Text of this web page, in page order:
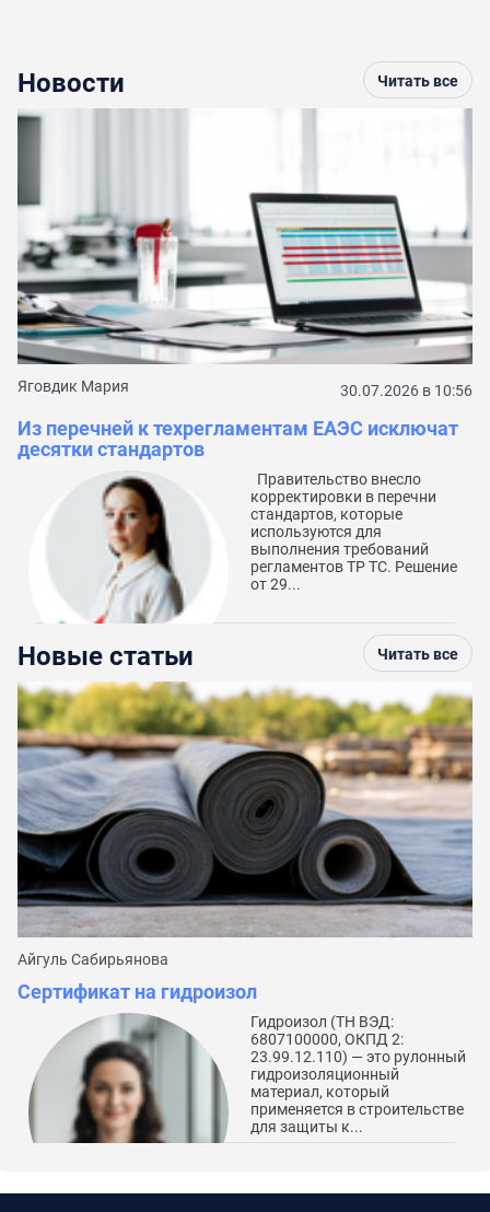
Новости Читать все
Яговдик Мария 30.07.2026 в 10:56
Из перечней к техрегламентам ЕАЭС исключат
десятки стандартов
Правительство внесло
корректировки в перечни
стандартов, которые
используются для
выполнения требований
регламентов ТР ТС. Решение
от 29...
Новые статьи Читать все
Айгуль Сабирьянова
Сертификат на гидроизол
Гидроизол (ТН ВЭД:
6807100000, ОКПД 2:
23.99.12.110) — это рулонный
гидроизоляционный
материал, который
применяется в строительстве
для защиты к...